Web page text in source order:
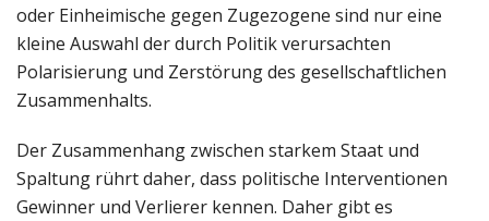
oder Einheimische gegen Zugezogene sind nur eine
kleine Auswahl der durch Politik verursachten
Polarisierung und Zerstörung des gesellschaftlichen
Zusammenhalts.
Der Zusammenhang zwischen starkem Staat und
Spaltung rührt daher, dass politische Interventionen
Gewinner und Verlierer kennen. Daher gibt es